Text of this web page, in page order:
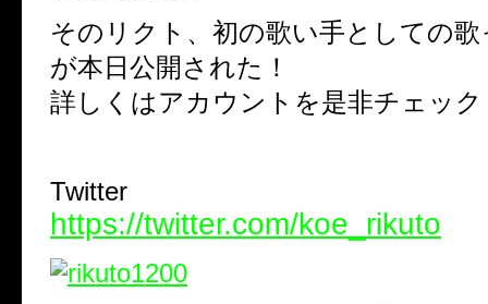
そのリクト、初の歌い手としての
が本日公開された！
詳しくはアカウントを是非チェッ
Twitter
https://twitter.com/koe_rikuto